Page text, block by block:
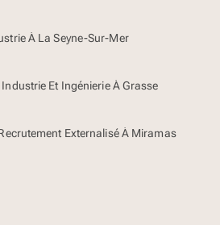
À La Seyne-Sur-Mer
Et Ingénierie À Grasse
Externalisé À Miramas